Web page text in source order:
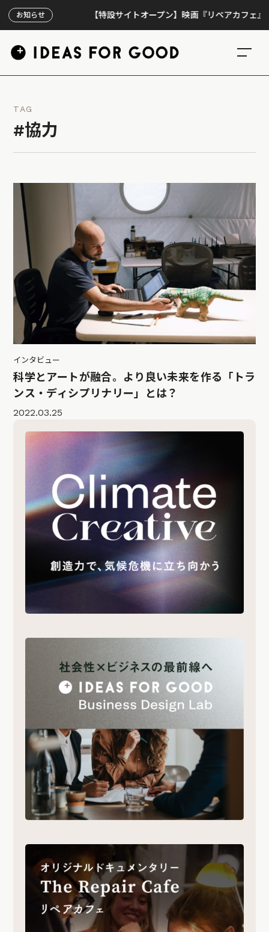
お知らせ 【特設サイトオープン】映画『リペアカフェ』、上
TAG
#協力
インタビュー
科学とアートが融合。より良い未来を作る「トラ
ンス・ディシプリナリー」とは？
2022.03.25